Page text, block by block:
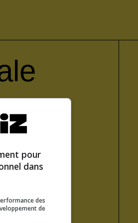
pour
dans
des
de